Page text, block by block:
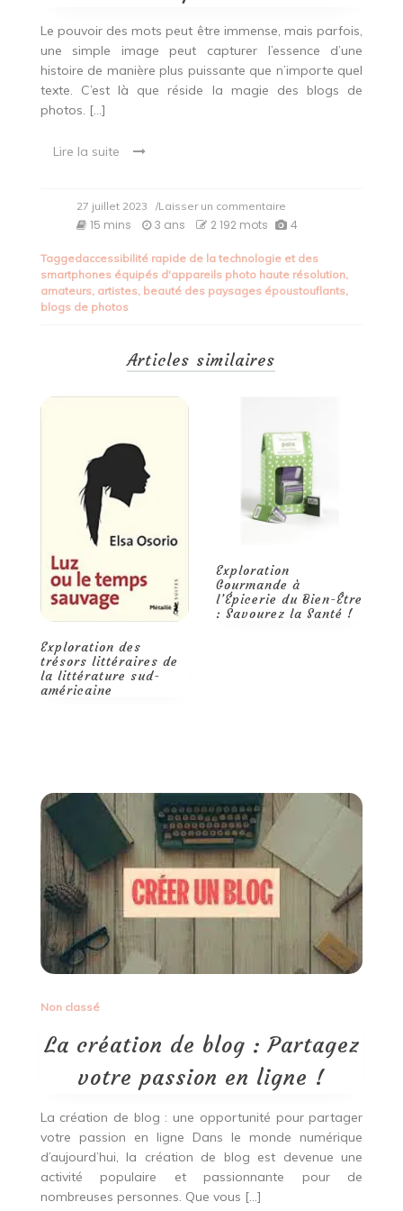
Le pouvoir des mots peut être immense, mais parfois,
une simple image peut capturer l’essence d’une
histoire de manière plus puissante que n’importe quel
texte. C’est là que réside la magie des blogs de
photos. […]
Lire la suite
27 juillet 2023 /Laisser un commentaire
Instantanés
:
Explorez
l’univers
15 mins 3 ans 2 192 mots 4
Taggedaccessibilité rapide de la technologie et des
smartphones équipés d'appareils photo haute résolution,
amateurs, artistes, beauté des paysages époustouflants,
blogs de photos
Articles similaires
Exploration
Gourmande à
l’Épicerie du Bien-Être
: Savourez la Santé !
Trouvez l’harmonie
Non classé
La création de blog : Partagez
votre passion en ligne !
La création de blog : une opportunité pour partager
votre passion en ligne Dans le monde numérique
d’aujourd’hui, la création de blog est devenue une
activité populaire et passionnante pour de
nombreuses personnes. Que vous […]